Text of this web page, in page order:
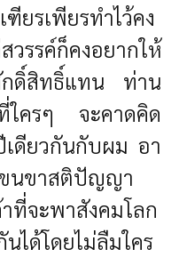
ยรเพียรทำไว้คง
รรค์ก็คงอยากให้
กดิ์สิทธิ์แทน ท่าน
ที่ใครๆ จะคาดคิด
เดียวกันกับผม อา
นขาสติปัญญา
ที่จะพาสังคมโลก
ได้โดยไม่ลืมใคร